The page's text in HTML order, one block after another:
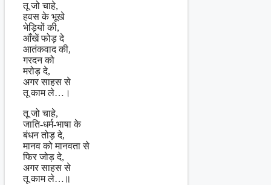
तू जो चाहे,
हवस के भूखे
भेड़ियों की,
आँखें फोड़ दे
आतंकवाद की,
गरदन को
मरोड़ दे,
अगर साहस से
तू काम ले…।
तू जो चाहे,
जाति-धर्म-भाषा के
बंधन तोड़ दे,
मानव को मानवता से
फिर जोड़ दे,
अगर साहस से
तू काम ले…॥